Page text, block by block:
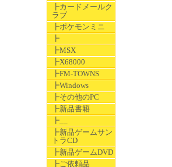
┣カードメールク
ラブ
┣ポケモンミニ
┣
┣MSX
┣X68000
┣FM-TOWNS
┣Windows
┣その他のPC
┣新品書籍
┣__
┣新品ゲームサン
トラCD
┣新品ゲームDVD
┣ご依頼品